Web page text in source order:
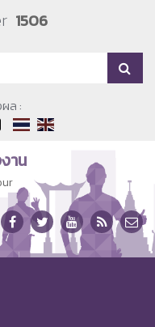
1506
ล :
าน